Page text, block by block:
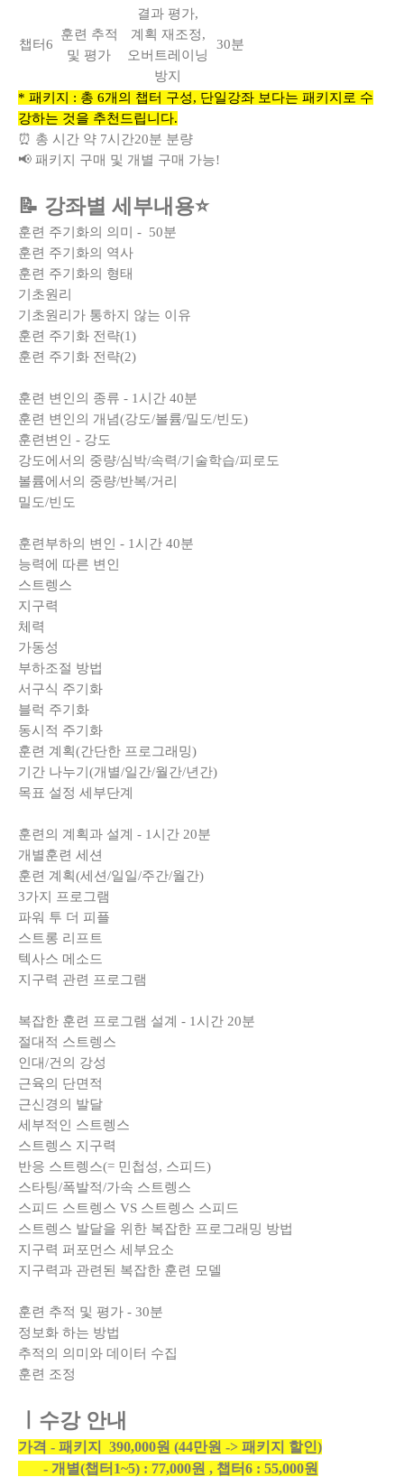
챕터6
훈련 추적
및 평가
결과 평가,
계획 재조정,
오버트레이닝
방지
30분
* 패키지 : 총 6개의 챕터 구성, 단일강좌 보다는 패키지로 수
강하는 것을 추천드립니다.
⏰ 총 시간 약 7시간20분 분량
📢 패키지 구매 및 개별 구매 가능!
📝 강좌별 세부내용⭐
훈련 주기화의 의미 - 50분
훈련 주기화의 역사
훈련 주기화의 형태
기초원리
기초원리가 통하지 않는 이유
훈련 주기화 전략(1)
훈련 주기화 전략(2)
훈련 변인의 종류 - 1시간 40분
훈련 변인의 개념(강도/볼륨/밀도/빈도)
훈련변인 - 강도
강도에서의 중량/심박/속력/기술학습/피로도
볼륨에서의 중량/반복/거리
밀도/빈도
훈련부하의 변인 - 1시간 40분
능력에 따른 변인
스트렝스
지구력
체력
가동성
부하조절 방법
서구식 주기화
블럭 주기화
동시적 주기화
훈련 계획(간단한 프로그래밍)
기간 나누기(개별/일간/월간/년간)
목표 설정 세부단계
훈련의 계획과 설계 - 1시간 20분
개별훈련 세션
훈련 계획(세션/일일/주간/월간)
3가지 프로그램
파워 투 더 피플
스트롱 리프트
텍사스 메소드
지구력 관련 프로그램
복잡한 훈련 프로그램 설계 - 1시간 20분
절대적 스트렝스
인대/건의 강성
근육의 단면적
근신경의 발달
세부적인 스트렝스
스트렝스 지구력
반응 스트렝스(= 민첩성, 스피드)
스타팅/폭발적/가속 스트렝스
스피드 스트렝스 VS 스트렝스 스피드
스트렝스 발달을 위한 복잡한 프로그래밍 방법
지구력 퍼포먼스 세부요소
지구력과 관련된 복잡한 훈련 모델
훈련 추적 및 평가 - 30분
정보화 하는 방법
추적의 의미와 데이터 수집
훈련 조정
ㅣ수강 안내
가격 - 패키지 390,000원 (44만원 -> 패키지 할인)
- 개별(챕터1~5) : 77,000원 , 챕터6 : 55,000원